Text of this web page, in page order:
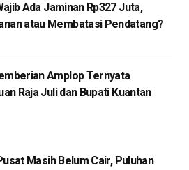
Ada Jaminan Rp327 Juta,
atau Membatasi Pendatang?
Amplop Ternyata
Raja Juli dan Bupati Kuantan
Masih Belum Cair, Puluhan